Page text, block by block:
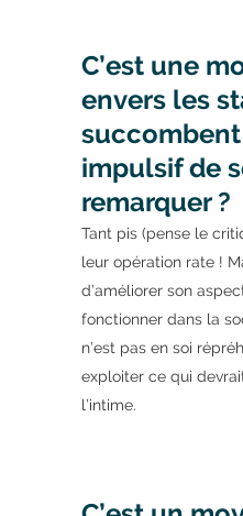
C’est une
envers les
impulsif de
remarquer ?
Tant pis (pense le
leur opération rate !
d’améliorer son
fonctionner dans la
n’est pas en soi
exploiter ce qui
l’intime.